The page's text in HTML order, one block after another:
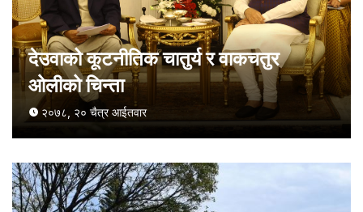
देउवाको कूटनीतिक चातुर्य र वाकचतुर
ओलीको चिन्ता
२०७८, २० चैत्र आईतवार